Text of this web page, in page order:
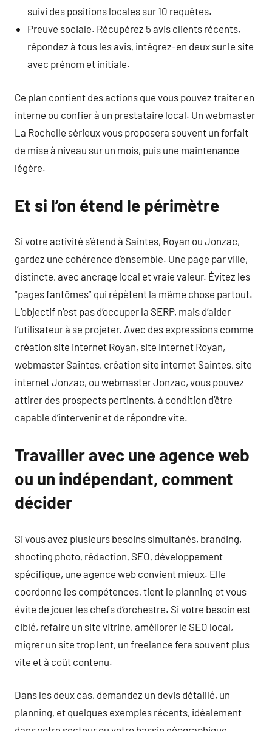
suivi des positions locales sur 10 requêtes.
Preuve sociale. Récupérez 5 avis clients récents,
répondez à tous les avis, intégrez-en deux sur le site
avec prénom et initiale.
Ce plan contient des actions que vous pouvez traiter en
interne ou confier à un prestataire local. Un webmaster
La Rochelle sérieux vous proposera souvent un forfait
de mise à niveau sur un mois, puis une maintenance
légère.
Et si l’on étend le périmètre
Si votre activité s’étend à Saintes, Royan ou Jonzac,
gardez une cohérence d’ensemble. Une page par ville,
distincte, avec ancrage local et vraie valeur. Évitez les
“pages fantômes” qui répètent la même chose partout.
L’objectif n’est pas d’occuper la SERP, mais d’aider
l’utilisateur à se projeter. Avec des expressions comme
création site internet Royan, site internet Royan,
webmaster Saintes, création site internet Saintes, site
internet Jonzac, ou webmaster Jonzac, vous pouvez
attirer des prospects pertinents, à condition d’être
capable d’intervenir et de répondre vite.
Travailler avec une agence web
ou un indépendant, comment
décider
Si vous avez plusieurs besoins simultanés, branding,
shooting photo, rédaction, SEO, développement
spécifique, une agence web convient mieux. Elle
coordonne les compétences, tient le planning et vous
évite de jouer les chefs d’orchestre. Si votre besoin est
ciblé, refaire un site vitrine, améliorer le SEO local,
migrer un site trop lent, un freelance fera souvent plus
vite et à coût contenu.
Dans les deux cas, demandez un devis détaillé, un
planning, et quelques exemples récents, idéalement